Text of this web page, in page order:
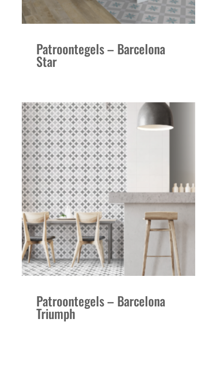
Patroontegels – Barcelona
Star
Patroontegels – Barcelona
Triumph